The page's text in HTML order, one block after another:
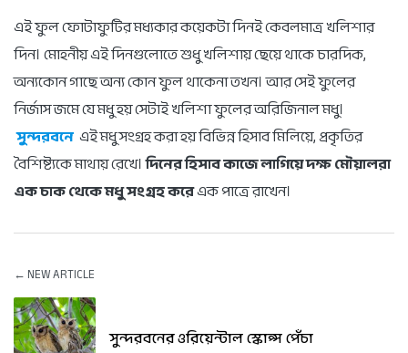
এই ফুল ফোটাফুটির মধ্যকার কয়েকটা দিনই কেবলমাত্র খলিশার
দিন। মোহনীয় এই দিনগুলোতে শুধু খলিশায় ছেয়ে থাকে চারদিক,
অন্যকোন গাছে অন্য কোন ফুল থাকেনা তখন। আর সেই ফুলের
নির্জাস জমে যে মধু হয় সেটাই খলিশা ফুলের অরিজিনাল মধু।
সুন্দরবনে এই মধু সংগ্রহ করা হয় বিভিন্ন হিসাব মিলিয়ে, প্রকৃতির
বৈশিষ্ট্যকে মাথায় রেখে।দিনের হিসাব কাজে লাগিয়ে দক্ষ মৌয়ালরা
এক চাক থেকে মধু সংগ্রহ করেএক পাত্রে রাখেন।
← NEW ARTICLE
সুন্দরবনের ওরিয়েন্টাল স্কোপ্স পেঁচা